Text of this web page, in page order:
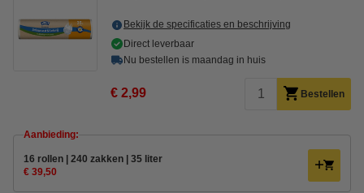
Bekijk de specificaties en beschrijving
Direct leverbaar
Nu bestellen is maandag in huis
€ 2,99 Bestellen
Aanbieding:
16 rollen | 240 zakken | 35 liter
€ 39,50